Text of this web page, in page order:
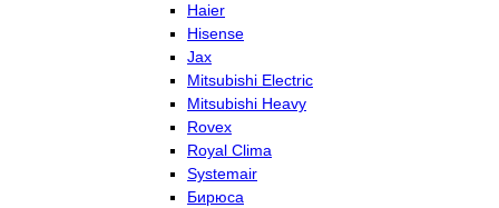
Haier
Hisense
Jax
Mitsubishi Electric
Mitsubishi Heavy
Rovex
Royal Clima
Systemair
Бирюса